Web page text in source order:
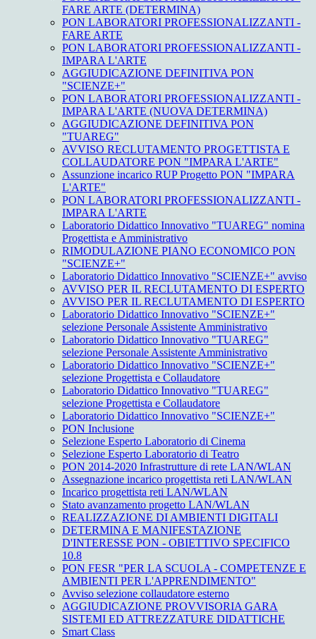
FARE ARTE (DETERMINA)
PON LABORATORI PROFESSIONALIZZANTI -
FARE ARTE
PON LABORATORI PROFESSIONALIZZANTI -
IMPARA L'ARTE
AGGIUDICAZIONE DEFINITIVA PON
"SCIENZE+"
PON LABORATORI PROFESSIONALIZZANTI -
IMPARA L'ARTE (NUOVA DETERMINA)
AGGIUDICAZIONE DEFINITIVA PON
"TUAREG"
AVVISO RECLUTAMENTO PROGETTISTA E
COLLAUDATORE PON "IMPARA L'ARTE"
Assunzione incarico RUP Progetto PON "IMPARA
L'ARTE"
PON LABORATORI PROFESSIONALIZZANTI -
IMPARA L'ARTE
Laboratorio Didattico Innovativo "TUAREG" nomina
Progettista e Amministrativo
RIMODULAZIONE PIANO ECONOMICO PON
"SCIENZE+"
Laboratorio Didattico Innovativo "SCIENZE+" avviso
AVVISO PER IL RECLUTAMENTO DI ESPERTO
AVVISO PER IL RECLUTAMENTO DI ESPERTO
Laboratorio Didattico Innovativo "SCIENZE+"
selezione Personale Assistente Amministrativo
Laboratorio Didattico Innovativo "TUAREG"
selezione Personale Assistente Amministrativo
Laboratorio Didattico Innovativo "SCIENZE+"
selezione Progettista e Collaudatore
Laboratorio Didattico Innovativo "TUAREG"
selezione Progettista e Collaudatore
Laboratorio Didattico Innovativo "SCIENZE+"
PON Inclusione
Selezione Esperto Laboratorio di Cinema
Selezione Esperto Laboratorio di Teatro
PON 2014-2020 Infrastrutture di rete LAN/WLAN
Assegnazione incarico progettista reti LAN/WLAN
Incarico progettista reti LAN/WLAN
Stato avanzamento progetto LAN/WLAN
REALIZZAZIONE DI AMBIENTI DIGITALI
DETERMINA E MANIFESTAZIONE
D'INTERESSE PON - OBIETTIVO SPECIFICO
10.8
PON FESR "PER LA SCUOLA - COMPETENZE E
AMBIENTI PER L'APPRENDIMENTO"
Avviso selezione collaudatore esterno
AGGIUDICAZIONE PROVVISORIA GARA
SISTEMI ED ATTREZZATURE DIDATTICHE
Smart Class